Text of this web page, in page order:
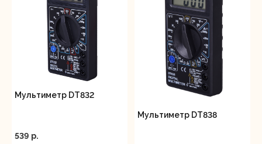
Мультиметр DT832
539 p.
Мультиметр DT838